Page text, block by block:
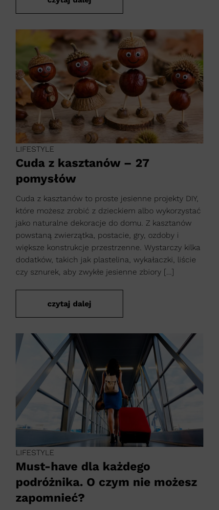
LIFESTYLE
Cuda z kasztanów – 27
pomysłów
Cuda z kasztanów to proste jesienne projekty DIY,
które możesz zrobić z dzieckiem albo wykorzystać
jako naturalne dekoracje do domu. Z kasztanów
powstaną zwierzątka, postacie, gry, ozdoby i
większe konstrukcje przestrzenne. Wystarczy kilka
dodatków, takich jak plastelina, wykałaczki, liście
czy sznurek, aby zwykłe jesienne zbiory […]
czytaj dalej
LIFESTYLE
Must-have dla każdego
podróżnika. O czym nie możesz
zapomnieć?